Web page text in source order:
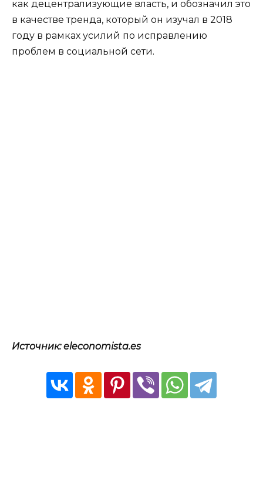
как децентрализующие власть, и обозначил это
в качестве тренда, который он изучал в 2018
году в рамках усилий по исправлению
проблем в социальной сети.
Источник: eleconomista.es